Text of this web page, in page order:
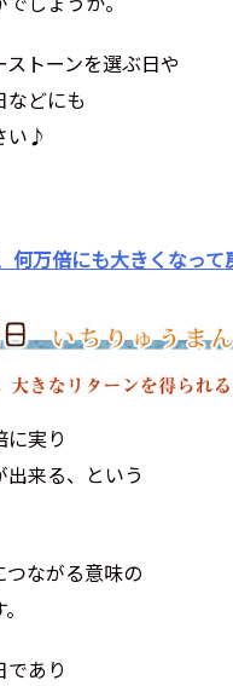
トーンを選ぶ日や
などにも
い♪
万倍にも大きくなって
実り
来る、という
ながる意味の
あり